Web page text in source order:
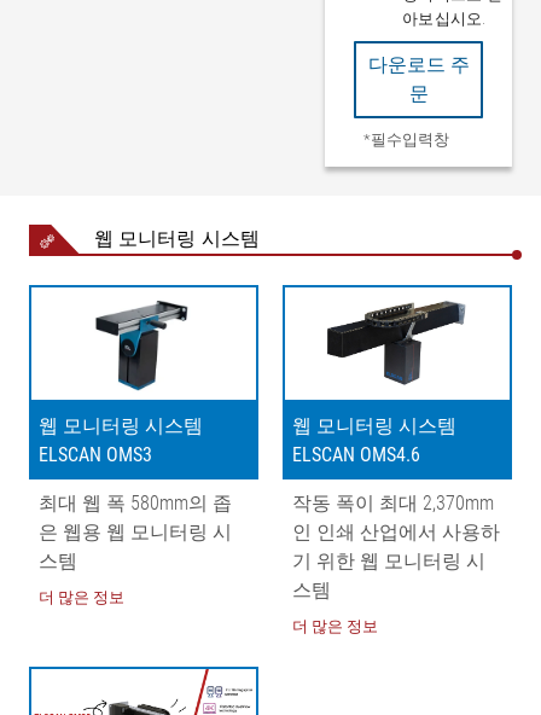
아보십시오.
*필수입력창
다운로드 주
문
웹 모니터링 시스템
웹 모니터링 시스템
ELSCAN OMS3
최대 웹 폭 580mm의 좁
은 웹용 웹 모니터링 시
스템
더 많은 정보
웹 모니터링 시스템
ELSCAN OMS4.6
작동 폭이 최대 2,370mm
인 인쇄 산업에서 사용하
기 위한 웹 모니터링 시
스템
더 많은 정보